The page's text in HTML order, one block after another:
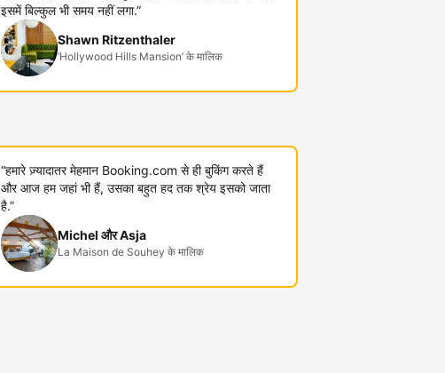
इसमें बिल्कुल भी समय नहीं लगा.”
Shawn Ritzenthaler
‘Hollywood Hills Mansion’ के मालिक
“हमारे ज़्यादातर मेहमान Booking.com से ही बुकिंग करते हैं
और आज हम जहां भी हैं, उसका बहुत हद तक श्रेय इसको जाता
है.”
Michel और Asja
La Maison de Souhey के मालिक